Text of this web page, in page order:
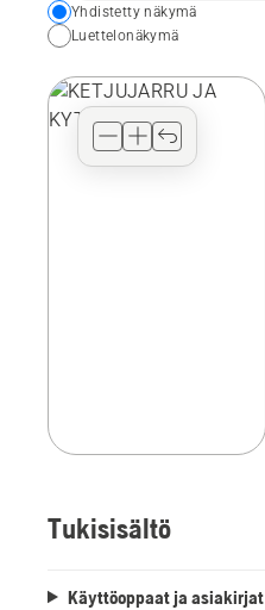
Choose
your
view
type
Yhdistetty näkymä
Luettelonäkymä
Tukisisältö
Käyttöoppaat ja asiakirjat